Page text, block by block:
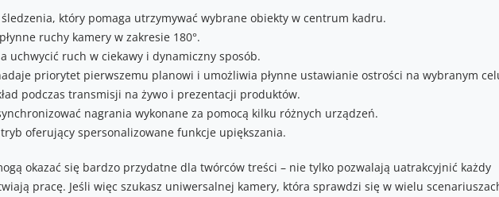
który pomaga utrzymywać wybrane obiekty w centrum kadru.
ruchy kamery w zakresie 180°.
uchwycić ruch w ciekawy i dynamiczny sposób.
priorytet pierwszemu planowi i umożliwia płynne ustawianie ostrości na wybranym
podczas transmisji na żywo i prezentacji produktów.
nagrania wykonane za pomocą kilku różnych urządzeń.
oferujący spersonalizowane funkcje upiększania.
okazać się bardzo przydatne dla twórców treści – nie tylko pozwalają uatrakcyjnić każdy
pracę. Jeśli więc szukasz uniwersalnej kamery, która sprawdzi się w wielu